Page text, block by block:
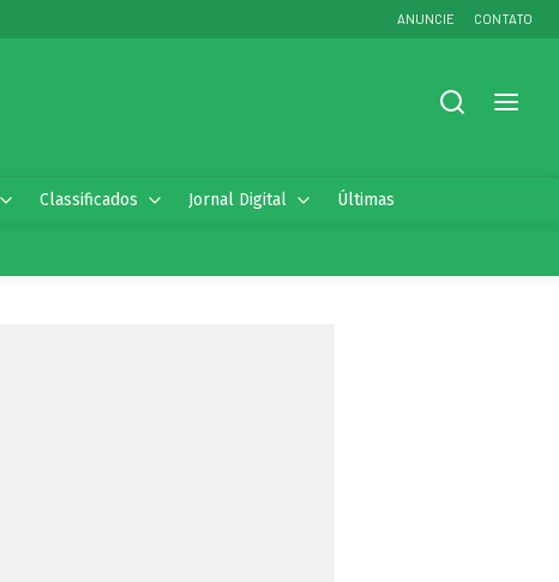
ANUNCIE CONTATO
Classificados Jornal Digital Últimas